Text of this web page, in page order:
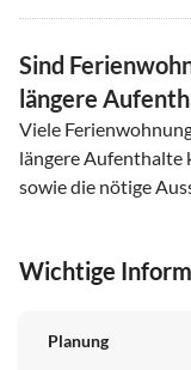
Sind
längere
Viele
längere Aufenthalte
sowie die nötige
Wichtige
Planung